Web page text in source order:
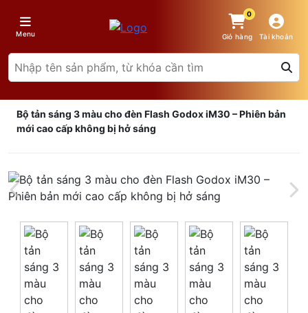
Menu
0
Giỏ hàng Tài khoản
Bộ tản sáng 3 màu cho đèn Flash Godox iM30 – Phiên bản
mới cao cấp không bị hở sáng
Giá trên 1SP x0 đ